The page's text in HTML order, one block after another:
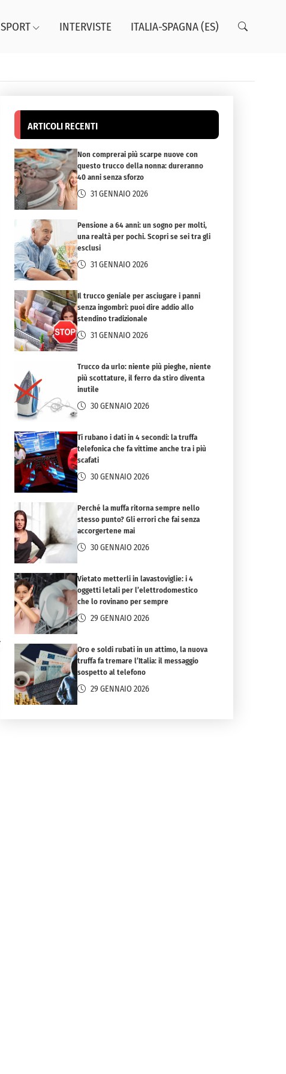
SPORT INTERVISTE ITALIA-SPAGNA (ES)
ARTICOLI RECENTI
Non comprerai più scarpe nuove con
questo trucco della nonna: dureranno
40 anni senza sforzo
31 GENNAIO 2026
Pensione a 64 anni: un sogno per molti,
una realtà per pochi. Scopri se sei tra gli
esclusi
31 GENNAIO 2026
Il trucco geniale per asciugare i panni
senza ingombri: puoi dire addio allo
stendino tradizionale
31 GENNAIO 2026
Trucco da urlo: niente più pieghe, niente
più scottature, il ferro da stiro diventa
inutile
30 GENNAIO 2026
Ti rubano i dati in 4 secondi: la truffa
telefonica che fa vittime anche tra i più
scafati
30 GENNAIO 2026
Perché la muffa ritorna sempre nello
stesso punto? Gli errori che fai senza
accorgertene mai
30 GENNAIO 2026
Vietato metterli in lavastoviglie: i 4
oggetti letali per l’elettrodomestico
che lo rovinano per sempre
29 GENNAIO 2026
Oro e soldi rubati in un attimo, la nuova
truffa fa tremare l’Italia: il messaggio
sospetto al telefono
29 GENNAIO 2026